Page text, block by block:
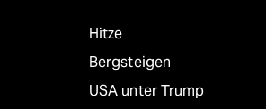
Hitze
Bergsteigen
USA unter Trump